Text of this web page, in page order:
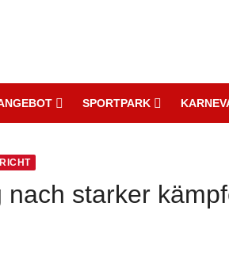
SPORTPARK
nach starker